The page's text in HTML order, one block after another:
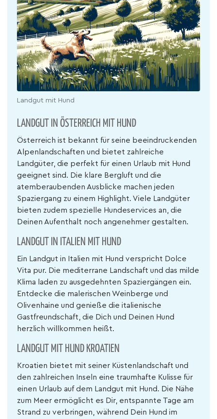
Landgut mit Hund
LANDGUT IN ÖSTERREICH MIT HUND
Österreich ist bekannt für seine beeindruckenden
Alpenlandschaften und bietet zahlreiche
Landgüter, die perfekt für einen Urlaub mit Hund
geeignet sind. Die klare Bergluft und die
atemberaubenden Ausblicke machen jeden
Spaziergang zu einem Highlight. Viele Landgüter
bieten zudem spezielle Hundeservices an, die
Deinen Aufenthalt noch angenehmer gestalten.
LANDGUT IN ITALIEN MIT HUND
Ein Landgut in Italien mit Hund verspricht Dolce
Vita pur. Die mediterrane Landschaft und das milde
Klima laden zu ausgedehnten Spaziergängen ein.
Entdecke die malerischen Weinberge und
Olivenhaine und genieße die italienische
Gastfreundschaft, die Dich und Deinen Hund
herzlich willkommen heißt.
LANDGUT MIT HUND KROATIEN
Kroatien bietet mit seiner Küstenlandschaft und
den zahlreichen Inseln eine traumhafte Kulisse für
einen Urlaub auf dem Landgut mit Hund. Die Nähe
zum Meer ermöglicht es Dir, entspannte Tage am
Strand zu verbringen, während Dein Hund im